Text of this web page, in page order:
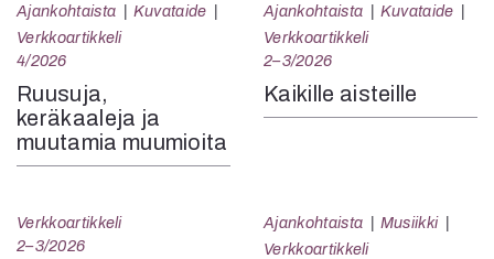
Ajankohtaista
Kuvataide
Verkkoartikkeli
4/2026
Ruusuja,
keräkaaleja ja
muutamia muumioita
Ajankohtaista
Kuvataide
Verkkoartikkeli
2–3/2026
Kaikille aisteille
Verkkoartikkeli
2–3/2026
Ajankohtaista
Musiikki
Verkkoartikkeli